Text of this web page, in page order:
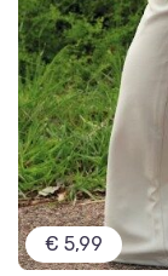
€ 5,99